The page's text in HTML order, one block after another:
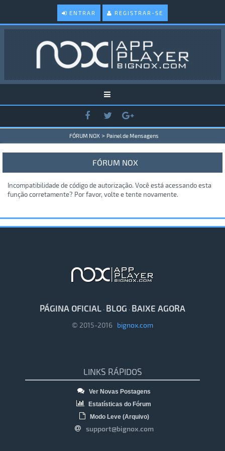
ENTRAR REGISTRAR-SE
FÓRUM NOX > Painel de Mensagens
FÓRUM NOX
Incompatibilidade de código de autorização. Você está acessando esta
função corretamente? Por favor, volte e tente novamente.
PÁGINA OFICIAL · BLOG · BAIXE AGORA
© 2015-2016 bignox.com
LINKS RÁPIDOS
Ver Novas Postagens
Estatísticas do Fórum
Modo Leve (Arquivo)
support@bignox.com